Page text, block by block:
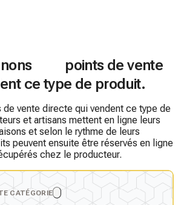
points de vente
ce type de produit.
de vente directe qui vendent ce type de
et artisans mettent en ligne leurs
et selon le rythme de leurs
peuvent ensuite être réservés en ligne
chez le producteur.
CATÉGORIE